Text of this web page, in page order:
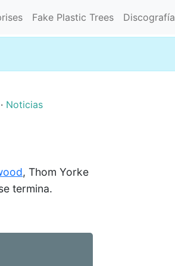
Fake Plastic Trees Discografía
· Noticias
, Thom Yorke
termina.